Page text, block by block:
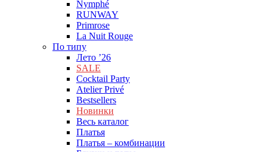
Nymphé
RUNWAY
Primrose
La Nuit Rouge
По типу
Лето ’26
SALE
Cocktail Party
Atelier Privé
Bestsellers
Новинки
Весь каталог
Платья
Платья – комбинации